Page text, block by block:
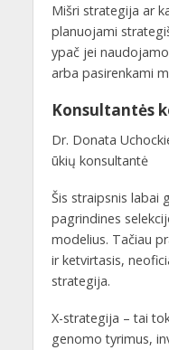
Mišri strategija ar
planuojami
ypač jei
arba pasirenkami
Konsultantės
Dr. Donata
ūkių konsultantė
Šis straipsnis labai
pagrindines
modelius. Tačiau
ir ketvirtasis,
strategija.
X-strategija – tai
genomo tyrimus,